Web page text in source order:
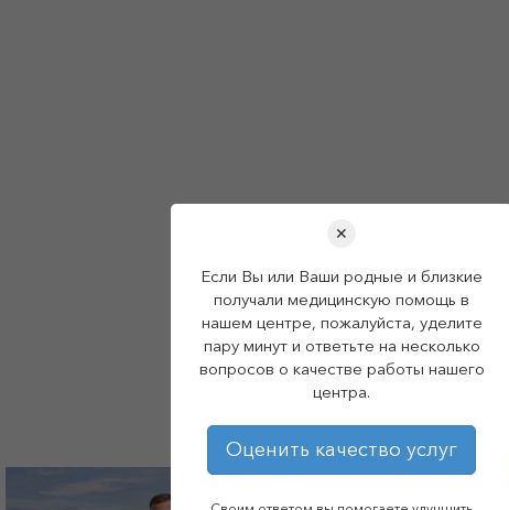
✕
Если Вы или Ваши родные и близкие
получали медицинскую помощь в
нашем центре, пожалуйста, уделите
пару минут и ответьте на несколько
вопросов о качестве работы нашего
центра.
Оценить качество услуг